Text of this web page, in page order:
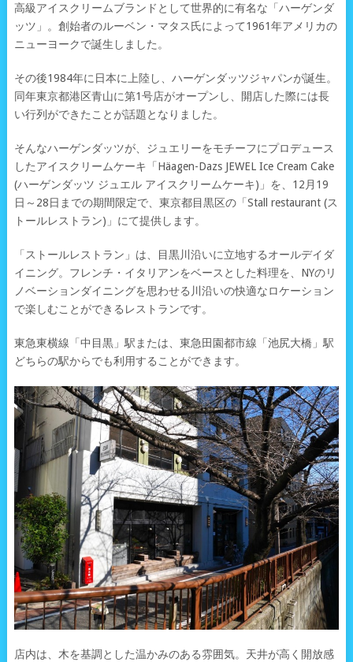
高級アイスクリームブランドとして世界的に有名な「ハーゲンダ
ッツ」。創始者のルーベン・マタス氏によって1961年アメリカの
ニューヨークで誕生しました。
その後1984年に日本に上陸し、ハーゲンダッツジャパンが誕生。
同年東京都港区青山に第1号店がオープンし、開店した際には長
い行列ができたことが話題となりました。
そんなハーゲンダッツが、ジュエリーをモチーフにプロデュース
したアイスクリームケーキ「Häagen-Dazs JEWEL Ice Cream Cake
(ハーゲンダッツ ジュエル アイスクリームケーキ)」を、12月19
日～28日までの期間限定で、東京都目黒区の「Stall restaurant (ス
トールレストラン)」にて提供します。
「ストールレストラン」は、目黒川沿いに立地するオールデイダ
イニング。フレンチ・イタリアンをベースとした料理を、NYのリ
ノベーションダイニングを思わせる川沿いの快適なロケーション
で楽しむことができるレストランです。
東急東横線「中目黒」駅または、東急田園都市線「池尻大橋」駅
どちらの駅からでも利用することができます。
店内は、木を基調とした温かみのある雰囲気。天井が高く開放感